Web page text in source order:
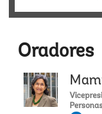
Oradores